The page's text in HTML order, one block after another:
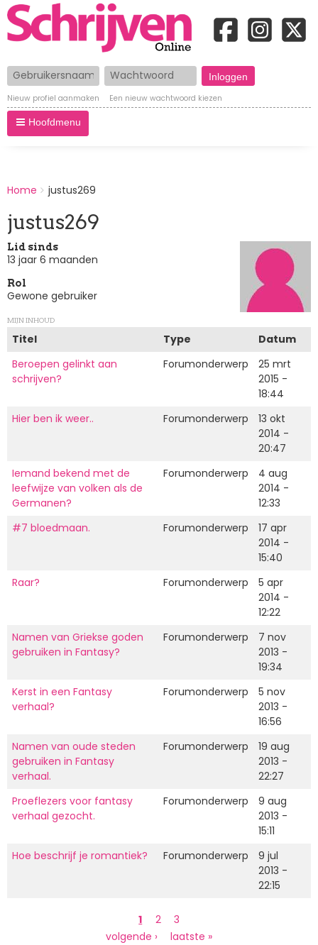
Gebruikersnaam Wachtwoord
Nieuw profiel aanmaken Een nieuw wachtwoord kiezen
Hoofdmenu
BREADCRUMBS
You
here:
Home justus269
justus269
Lid sinds
13 jaar 6 maanden
Rol
Gewone gebruiker
MIJN INHOUD
Titel Type
Datum
Beroepen gelinkt aan
schrijven?
Forumonderwerp
25 mrt
2015 -
18:44
Hier ben ik weer..
Forumonderwerp
13 okt
2014 -
20:47
Iemand bekend met de
leefwijze van volken als de
Germanen?
Forumonderwerp
4 aug
2014 -
12:33
#7 bloedmaan.
Forumonderwerp
17 apr
2014 -
15:40
Raar?
Forumonderwerp
5 apr
2014 -
12:22
Namen van Griekse goden
gebruiken in Fantasy?
Forumonderwerp
7 nov
2013 -
19:34
Kerst in een Fantasy
verhaal?
Forumonderwerp
5 nov
2013 -
16:56
Namen van oude steden
gebruiken in Fantasy
verhaal.
Forumonderwerp
19 aug
2013 -
22:27
Proeflezers voor fantasy
verhaal gezocht.
Forumonderwerp
9 aug
2013 -
15:11
Hoe beschrijf je romantiek?
Forumonderwerp
9 jul
2013 -
22:15
Huidige
pagina
1 Page
2 Page
3
Volgende
volgende ›
Laatste
laatste »